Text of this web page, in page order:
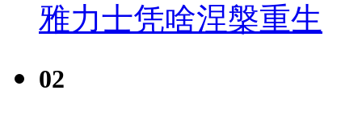
雅力士凭啥涅槃重生
02